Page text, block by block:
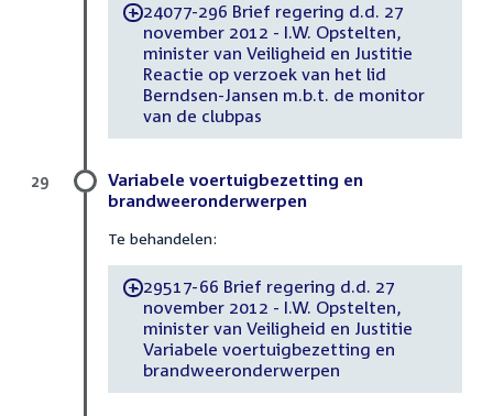
-24077-296 Brief regering d.d. 27
november 2012 - I.W. Opstelten,
minister van Veiligheid en Justitie
Reactie op verzoek van het lid
Berndsen-Jansen m.b.t. de monitor
van de clubpas
Variabele voertuigbezetting en
brandweeronderwerpen
Te behandelen:
-29517-66 Brief regering d.d. 27
november 2012 - I.W. Opstelten,
minister van Veiligheid en Justitie
Variabele voertuigbezetting en
brandweeronderwerpen
29